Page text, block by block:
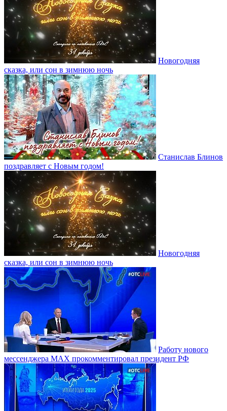
Новогодняя
сказка, или сон в зимнюю ночь
Станислав Блинов
поздравляет с Новым годом!
Новогодняя
сказка, или сон в зимнюю ночь
Работу нового
мессенджера MAX прокомментировал президент РФ